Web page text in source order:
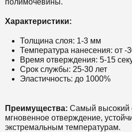
Характеристики:
Толщина слоя: 1-3 мм
Температура нанесения: от -
Время отверждения: 5-15
Срок службы: 25-30 лет
Эластичность: до 1000%
Преимущества: Самый высокий
мгновенное отверждение,
экстремальным температурам.